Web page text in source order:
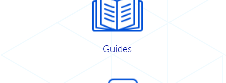
Guides